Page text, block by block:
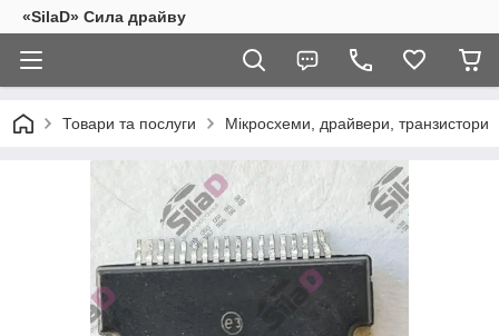
«SilaD» Сила драйву
Товари та послуги Мікросхеми, драйвери, транзистори